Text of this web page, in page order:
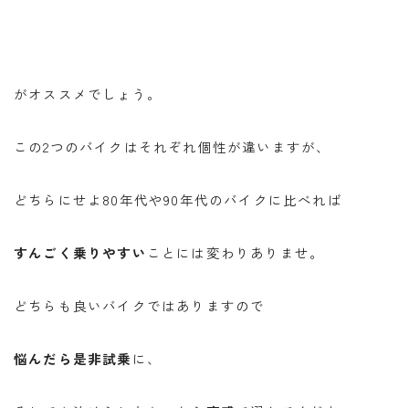
がオススメでしょう。
この2つのバイクはそれぞれ個性が違いますが、
どちらにせよ80年代や90年代のバイクに比べれば
すんごく乗りやすい ことには変わりありませ。
どちらも良いバイクではありますので
悩んだら是非試乗 に、